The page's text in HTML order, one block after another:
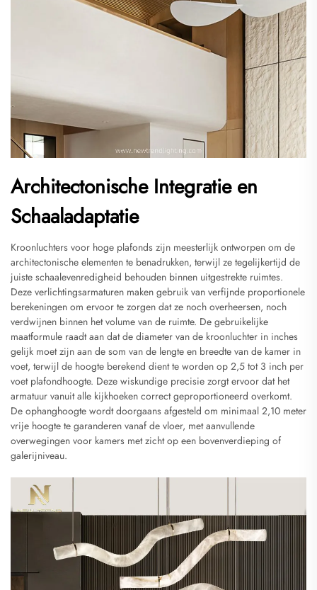
Architectonische Integratie en
Schaaladaptatie
Kroonluchters voor hoge plafonds zijn meesterlijk ontworpen om de
architectonische elementen te benadrukken, terwijl ze tegelijkertijd de
juiste schaalevenredigheid behouden binnen uitgestrekte ruimtes.
Deze verlichtingsarmaturen maken gebruik van verfijnde proportionele
berekeningen om ervoor te zorgen dat ze noch overheersen, noch
verdwijnen binnen het volume van de ruimte. De gebruikelijke
maatformule raadt aan dat de diameter van de kroonluchter in inches
gelijk moet zijn aan de som van de lengte en breedte van de kamer in
voet, terwijl de hoogte berekend dient te worden op 2,5 tot 3 inch per
voet plafondhoogte. Deze wiskundige precisie zorgt ervoor dat het
armatuur vanuit alle kijkhoeken correct geproportioneerd overkomt.
De ophanghoogte wordt doorgaans afgesteld om minimaal 2,10 meter
vrije hoogte te garanderen vanaf de vloer, met aanvullende
overwegingen voor kamers met zicht op een bovenverdieping of
galerijniveau.